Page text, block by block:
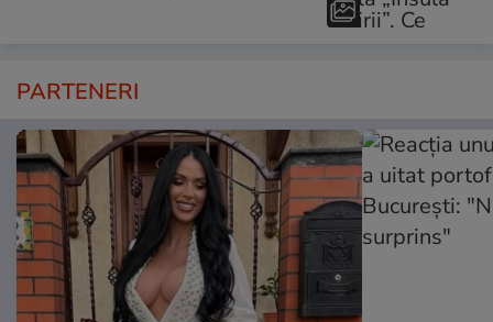
PARTENERI